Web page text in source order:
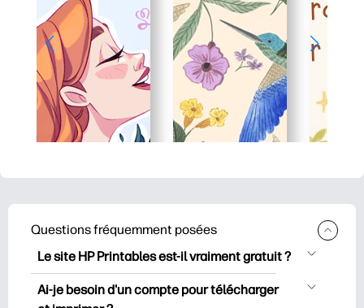
Questions fréquemment posées
Le site HP Printables est-il vraiment gratuit ?
HP Printables propose plus de 2500
documents imprimables gratuits à
Ai-je besoin d'un compte pour télécharger